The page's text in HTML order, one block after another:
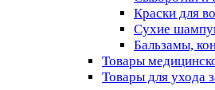
Краски для
Сухие
Бальзамы,
Товары
Товары для ухода